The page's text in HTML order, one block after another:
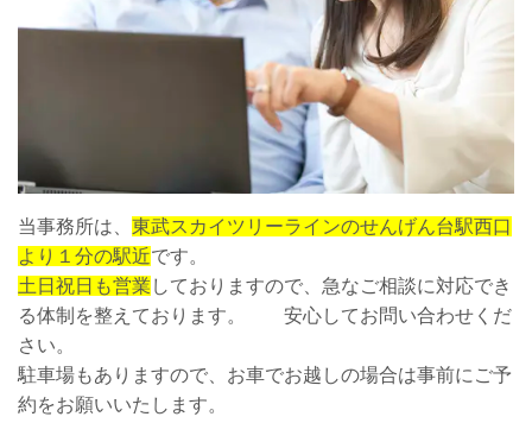
当事務所は、 東武スカイツリーラインのせんげん台駅西口
より１分の駅近です。
土日祝日も営業 しておりますので、急なご相談に対応でき
る体制を整えております。 安心してお問い合わせくだ
さい。
駐車場もありますので、お車でお越しの場合は事前にご予
約をお願いいたします。